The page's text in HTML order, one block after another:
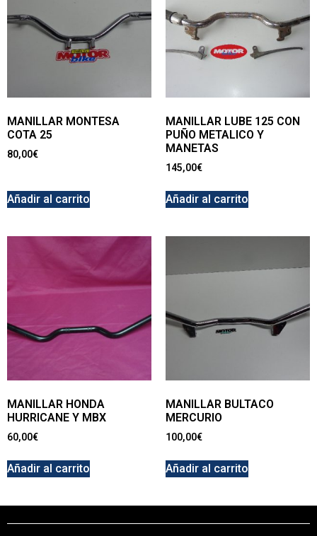
MANILLAR MONTESA
COTA 25
80,00€
Añadir al carrito
MANILLAR LUBE 125 CON
PUÑO METALICO Y
MANETAS
145,00€
Añadir al carrito
MANILLAR HONDA
HURRICANE Y MBX
60,00€
Añadir al carrito
MANILLAR BULTACO
MERCURIO
100,00€
Añadir al carrito